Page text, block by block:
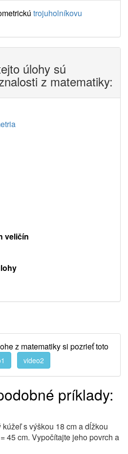
trojuholníkovu
úlohy sú
z matematiky:
veličín
z matematiky si pozrieť toto
video2
príklady:
s výškou 18 cm a dĺžkou
45 cm. Vypočítajte jeho povrch a